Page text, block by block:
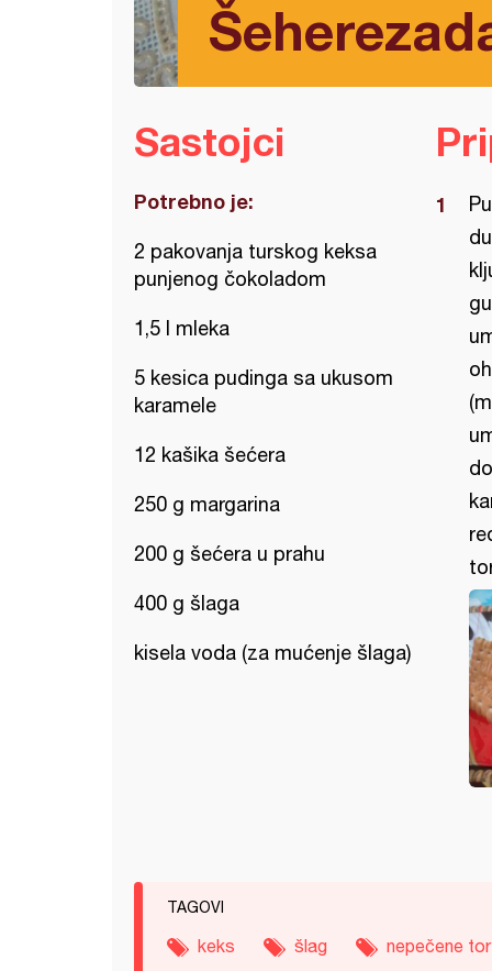
Sastojci
Potrebno je:
2 pakovanja turskog keksa
punjenog čokoladom
1,5 l mleka
5 kesica pudinga sa ukusom
karamele
12 kašika šećera
250 g margarina
200 g šećera u prahu
400 g šlaga
kisela voda (za mućenje šlaga)
TAGOVI
keks šlag nepečene